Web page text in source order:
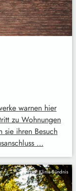
warnen hier
zu Wohnungen
ihren Besuch
…
Foto: Klima-Bündnis